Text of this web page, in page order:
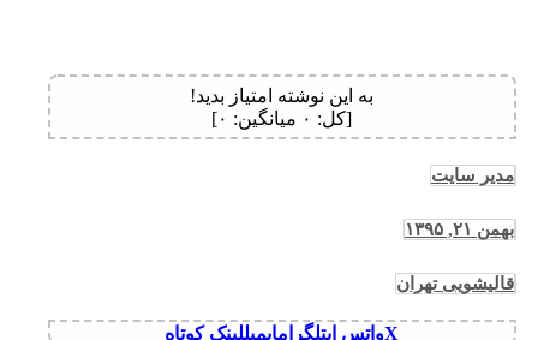
به این نوشته امتیاز بدید!
[کل: ۰ میانگین: ۰]
مدیر سایت
بهمن ۲۱, ۱۳۹۵
قالیشویی تهران
Xواتس اپتلگرامایمیللینک کوتاه